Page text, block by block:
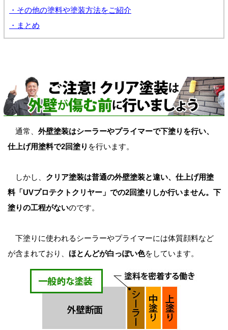
・その他の塗料や塗装方法をご紹介
・まとめ
通常、 外壁塗装はシーラーやプライマーで下塗りを行い、
仕上げ用塗料で2回塗り を行います。
しかし、 クリア塗装は普通の外壁塗装と違い、仕上げ用塗
料「UVプロテクトクリヤー」での2回塗りしか行いません。下
塗りの工程がないのです。
下塗りに使われるシーラーやプライマーには体質顔料など
が含まれており、 ほとんどが白っぽい色をしています。